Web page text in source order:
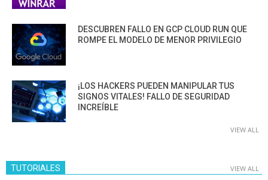
DESCUBREN FALLO EN GCP CLOUD RUN QUE
ROMPE EL MODELO DE MENOR PRIVILEGIO
¡LOS HACKERS PUEDEN MANIPULAR TUS
SIGNOS VITALES! FALLO DE SEGURIDAD
INCREÍBLE
VIEW ALL
TUTORIALES VIEW ALL